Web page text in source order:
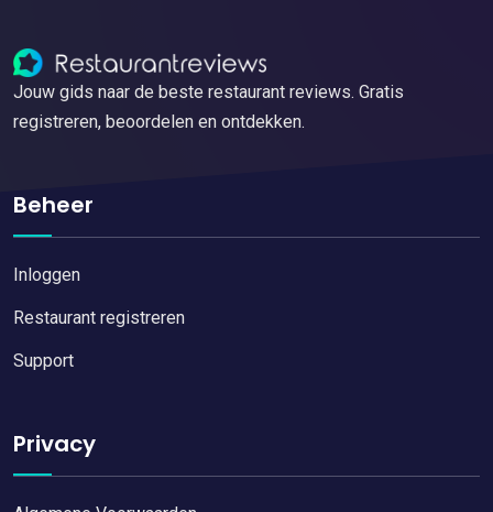
Jouw gids naar de beste restaurant reviews. Gratis
registreren, beoordelen en ontdekken.
Beheer
Inloggen
Restaurant registreren
Support
Privacy